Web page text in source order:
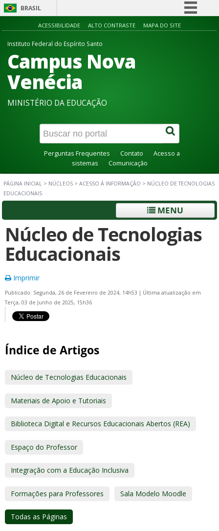
BRASIL
Simplifique!
Acesso à informação
ACESSIBILIDADE ALTO CONTRASTE MAPA DO SITE
Instituto Federal do Espírito Santo
Campus Nova
Venécia
MINISTÉRIO DA EDUCAÇÃO
Perguntas Frequentes Contato
Acesso a
sistemas
Comunicação
PÁGINA INICIAL > NÚCLEOS > ACESSO À INFORMAÇÃO > NÚCLEO DE TECNOLOGIAS
EDUCACIONAIS
MENU
Núcleo de Tecnologias
Educacionais
Imprimir
Publicado: Segunda, 26 de Fevereiro de 2024, 14h53 | Última atualização em
Terça, 03 de Junho de 2025, 15h36
Índice de Artigos
Núcleo de Tecnologias Educacionais
Materiais de Apoio e Tutoriais
Biblioteca Digital e Recursos Educacionais Abertos (REA)
Espaço do Professor
Integração com a Educação Inclusiva
Formações para Professores Sala Modelo Moodle
Todas as Páginas